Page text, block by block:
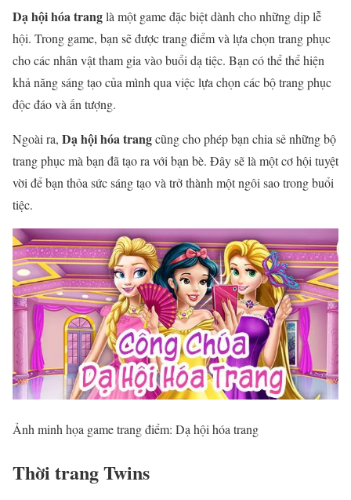
Dạ hội hóa tranglà một game đặc biệt dành cho những dịp lễ
hội. Trong game, bạn sẽ được trang điểm và lựa chọn trang phục
cho các nhân vật tham gia vào buổi dạ tiệc. Bạn có thể thể hiện
khả năng sáng tạo của mình qua việc lựa chọn các bộ trang phục
độc đáo và ấn tượng.
Ngoài ra, Dạ hội hóa trangcũng cho phép bạn chia sẻ những bộ
trang phục mà bạn đã tạo ra với bạn bè. Đây sẽ là một cơ hội tuyệt
vời để bạn thỏa sức sáng tạo và trở thành một ngôi sao trong buổi
tiệc.
Ảnh minh họa game trang điểm: Dạ hội hóa trang
Thời trang Twins